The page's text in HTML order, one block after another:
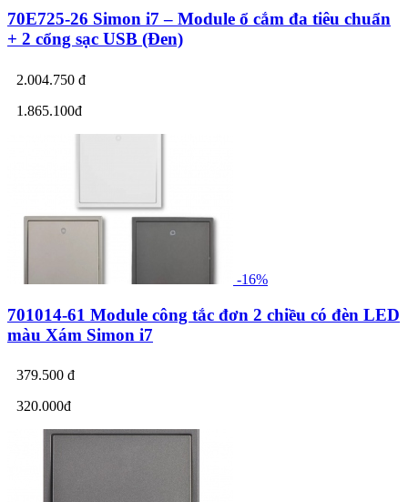
70E725-26 Simon i7 – Module ổ cắm đa tiêu chuẩn
+ 2 cổng sạc USB (Đen)
2.004.750 đ
1.865.100đ
-16%
701014-61 Module công tắc đơn 2 chiều có đèn LED
màu Xám Simon i7
379.500 đ
320.000đ